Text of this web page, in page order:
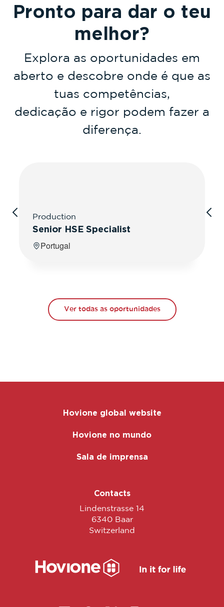
Pronto para dar o teu
melhor?
Explora as oportunidades em
aberto e descobre onde é que as
tuas competências,
dedicação e rigor podem fazer a
diferença.
Production
Senior HSE Specialist
Portugal
Ver todas as oportunidades
Hovione global website
Hovione no mundo
Sala de imprensa
Contacts
Lindenstrasse 14
6340 Baar
Switzerland